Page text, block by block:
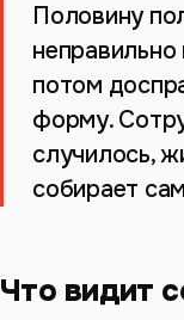
Половину
потом
форму.
случилось,
собирает
Что видит